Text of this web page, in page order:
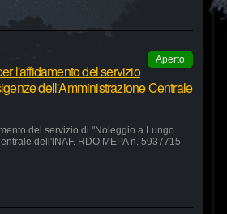
Aperto
l'affidamento del servizio
dell'Amministrazione Centrale
del servizio di "Noleggio a Lungo
dell'INAF. RDO MEPA n. 5937715